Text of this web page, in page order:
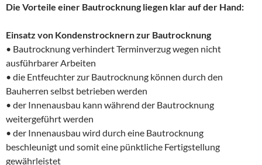
Die Vorteile einer Bautrocknung liegen klar auf der Hand:
Einsatz von Kondenstrocknern zur Bautrocknung
• Bautrocknung verhindert Terminverzug wegen nicht
ausführbarer Arbeiten
• die Entfeuchter zur Bautrocknung können durch den
Bauherren selbst betrieben werden
• der Innenausbau kann während der Bautrocknung
weitergeführt werden
• der Innenausbau wird durch eine Bautrocknung
beschleunigt und somit eine pünktliche Fertigstellung
gewährleistet